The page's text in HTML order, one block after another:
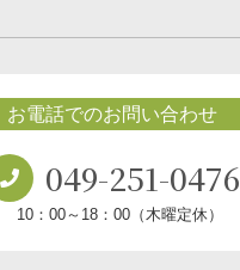
お電話でのお問い合わせ
049-251-0476
10：00～18：00（木曜定休）